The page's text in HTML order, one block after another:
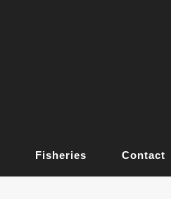
Fisheries Contact